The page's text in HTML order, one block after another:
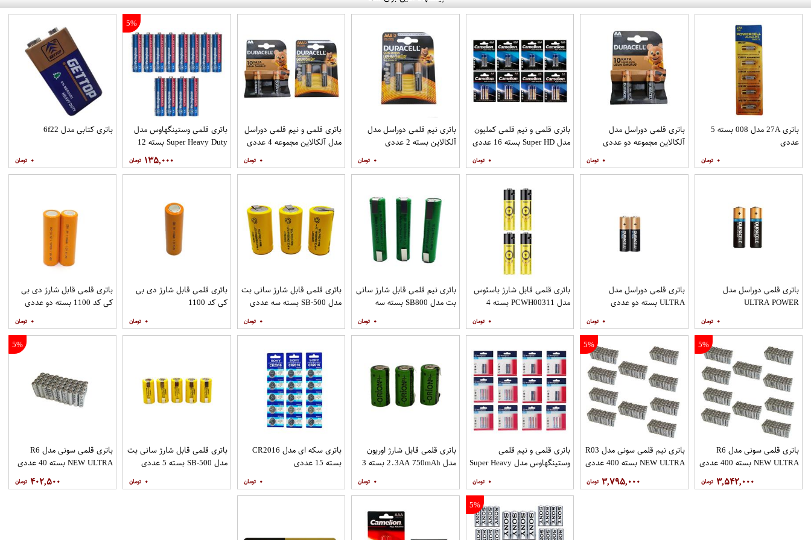
باتری 27A مدل 008 بسته 5
عددی
۰
باتری قلمی دوراسل مدل
آلکالاین مجموعه دو عددی
۰
باتری قلمی و نیم قلمی کملیون
مدل Super HD بسته 16 عددی
۰
باتری نیم قلمی دوراسل مدل
آلکالاین بسته 2 عددی
۰
باتری قلمی و نیم قلمی دوراسل
مدل آلکالاین مجموعه 4 عددی
۰
5%
باتری قلمی وستینگهاوس مدل
Super Heavy Duty بسته 12
۱۳۵,۰۰۰
باتری کتابی مدل 6f22
۰
باتری قلمی دوراسل مدل
ULTRA POWER
۰
باتری قلمی دوراسل مدل
ULTRA بسته دو عددی
۰
باتری قلمی قابل شارژ باسئوس
مدل PCWH00311 بسته 4
۰
باتری نیم قلمی قابل شارژ سانی
بت مدل SB800 بسته سه
۰
باتری قلمی قابل شارژ سانی بت
مدل SB-500 بسته سه عددی
۰
باتری قلمی قابل شارژ دی بی
کی کد 1100
۰
باتری قلمی قابل شارژ دی بی
کی کد 1100 بسته دو عددی
۰
5%
باتری قلمی سونی مدل R6
NEW ULTRA بسته 400 عددی
۳,۵۴۲,۰۰۰
5%
باتری نیم قلمی سونی مدل R03
NEW ULTRA بسته 400 عددی
۳,۷۹۵,۰۰۰
باتری قلمی و نیم قلمی
وستینگهاوس مدل Super Heavy
عددی
۰
باتری قلمی قابل شارژ اوریون
مدل 2.3AA 750mAh بسته 3
۰
باتری سکه ای مدل CR2016
بسته 15 عددی
۰
باتری قلمی قابل شارژ سانی بت
مدل SB-500 بسته 5 عددی
۰
5%
باتری قلمی سونی مدل R6
NEW ULTRA بسته 40 عددی
۴۰۲,۵۰۰
5%